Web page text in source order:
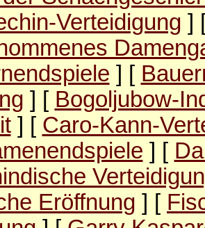
Verteidigung ]
] [
] [ Bogoljubow-
] [ Caro-Kann-
] [
Eröffnung ] [